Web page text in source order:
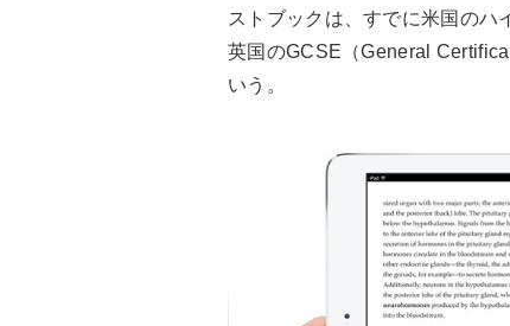
ストブックは、すでに米国のハ
英国のGCSE（General
いう。